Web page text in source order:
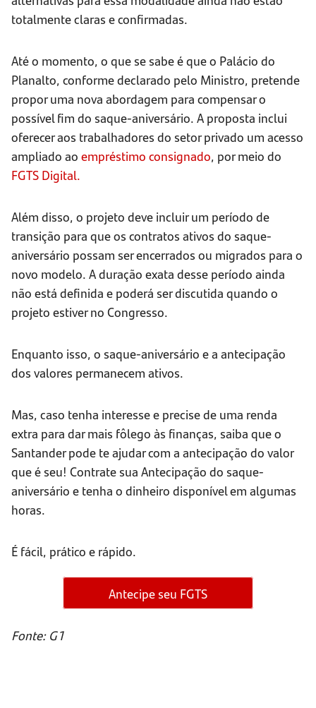
totalmente claras e confirmadas.
Até o momento, o que se sabe é que o Palácio do
Planalto, conforme declarado pelo Ministro, pretende
propor uma nova abordagem para compensar o
possível fim do saque-aniversário. A proposta inclui
oferecer aos trabalhadores do setor privado um acesso
ampliado ao empréstimo consignado, por meio do
FGTS Digital.
Além disso, o projeto deve incluir um período de
transição para que os contratos ativos do saque-
aniversário possam ser encerrados ou migrados para o
novo modelo. A duração exata desse período ainda
não está definida e poderá ser discutida quando o
projeto estiver no Congresso.
Enquanto isso, o saque-aniversário e a antecipação
dos valores permanecem ativos.
Mas, caso tenha interesse e precise de uma renda
extra para dar mais fôlego às finanças, saiba que o
Santander pode te ajudar com a antecipação do valor
que é seu! Contrate sua Antecipação do saque-
aniversário e tenha o dinheiro disponível em algumas
horas.
É fácil, prático e rápido.
Antecipe seu FGTS
Fonte: G1